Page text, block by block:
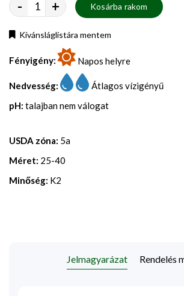
- + Kosárba rakom
Kívánsláglistára mentem
Fényigény: Napos helyre
Nedvesség:
Átlagos vízigényű
pH: talajban nem válogat
USDA zóna: 5a
Méret: 25-40
Minőség: K2
Jelmagyarázat Rendelés